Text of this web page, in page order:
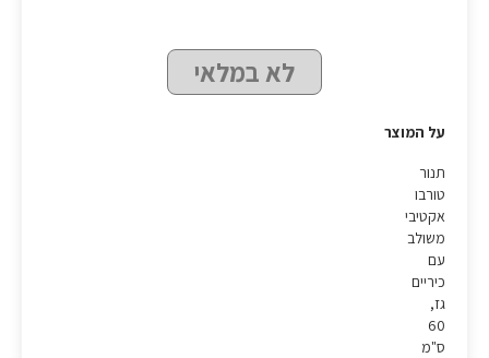
לא במלאי
על המוצר
תנור
טורבו
אקטיבי
משולב
עם
כיריים
גז,
60
ס"מ